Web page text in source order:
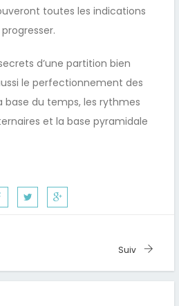
toutes les indications
d’une partition bien
le perfectionnement des
du temps, les rythmes
et la base pyramidale
Suiv